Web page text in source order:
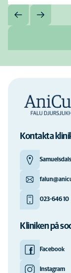
Kontakta
023-646 10
Kliniken på
Facebook
Instagram